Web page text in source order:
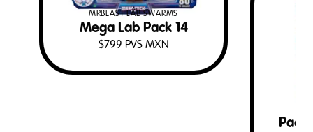
Mega Lab Pack 14
MRBEAST LAB SWARMS
$799 PVS MXN
Pack